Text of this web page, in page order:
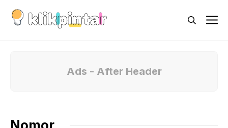
Ads - After Header